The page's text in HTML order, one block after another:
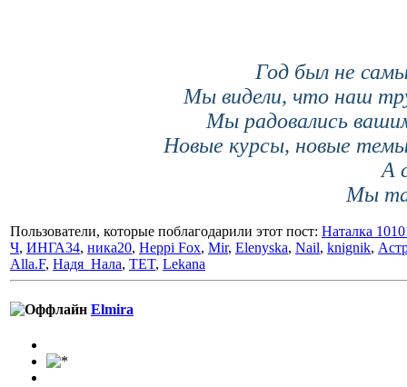
Год был не
Мы видели, что наш
Мы радовались
Новые курсы, новые
А
Мы
Пользователи, которые поблагодарили этот пост: Наталка
Ч, ИНГА34, ника20, Heppi Fox, Mir, Elenyska, Nail, knignik,
Alla.F, Надя_Нала, TET, Lekana
Elmira